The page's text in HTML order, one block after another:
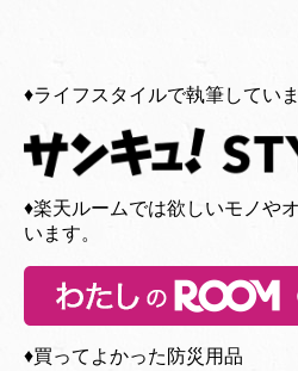
♦︎ライフスタイルで執筆していま
♦︎楽天ルームでは欲しいモノや
います。
♦︎買ってよかった防災用品